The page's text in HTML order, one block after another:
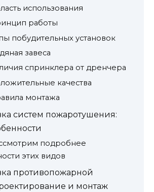
использования
работы
побудительных установок
завеса
спринклера от дренчера
качества
монтажа
систем пожаротушения:
подробнее
этих видов
противопожарной
и монтаж